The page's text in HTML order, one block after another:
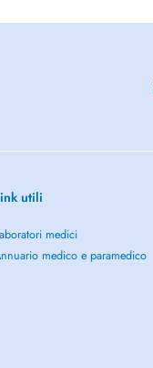
utili
medici
medico e paramedico